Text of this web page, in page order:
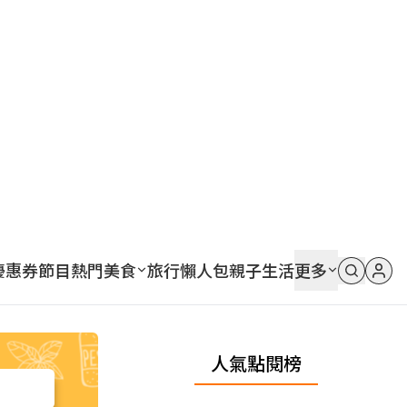
惠券節目熱門美食 旅行懶人包親子生活更多
人氣點閱榜